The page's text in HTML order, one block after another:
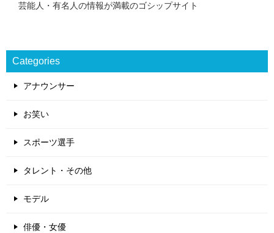
芸能人・有名人の情報が満載のゴシップサイト
Categories
アナウンサー
お笑い
スポーツ選手
タレント・その他
モデル
俳優・女優